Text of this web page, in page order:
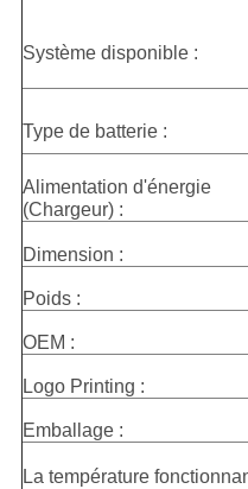
Système disponible :
Type de batterie :
Alimentation d'énergie
Dimension :
Poids :
OEM :
Logo Printing :
Emballage :
La température